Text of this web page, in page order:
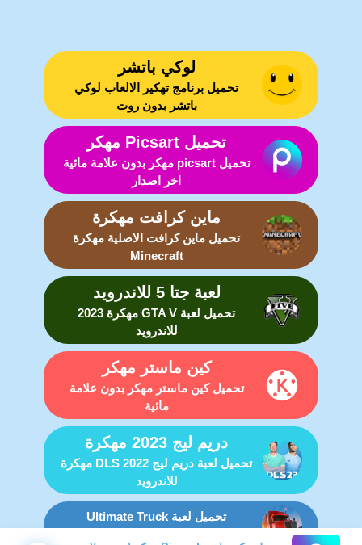
لوكي باتشر
تحميل برنامج تهكير الالعاب لوكي
باتشر بدون روت
تحميل Picsart مهكر
تحميل picsart مهكر بدون علامة مائية
اخر اصدار
ماين كرافت مهكرة
تحميل ماين كرافت الاصلية مهكرة
Minecraft
لعبة جتا 5 للاندرويد
تحميل لعبة GTA V مهكرة 2023
للاندرويد
كين ماستر مهكر
تحميل كين ماستر مهكر بدون علامة
مائية
دريم ليج 2023 مهكرة
تحميل لعبة دريم ليج DLS 2022 مهكرة
للاندرويد
تحميل لعبة Ultimate Truck